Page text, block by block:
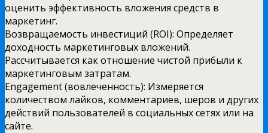
оценить эффективность вложения средств в
маркетинг.
Возвращаемость инвестиций (ROI): Определяет
доходность маркетинговых вложений.
Рассчитывается как отношение чистой прибыли к
маркетинговым затратам.
Engagement (вовлеченность): Измеряется
количеством лайков, комментариев, шеров и других
действий пользователей в социальных сетях или на
сайте.